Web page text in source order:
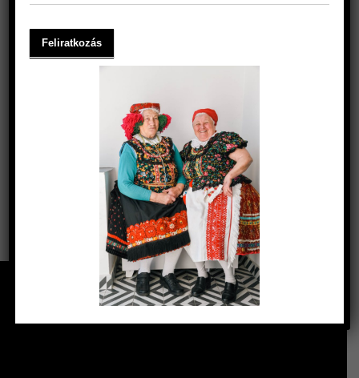
Keresés
SZŰRÉS ÁR SZERINT